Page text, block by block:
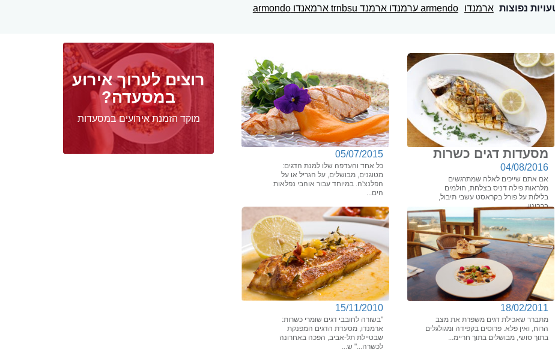
נפוצות ארמנדו armendo ערמנדו ארמנד trnbsu ארמאנדו armondo
מסעדות דגים כשרות
04/08/2016
אם אתם שייכים לאלה שמתרגשים
מלראות פילה דניס בצלחת, חולמים
בלילות על פורל בקראסט עשבי תיבול,
ברבוניו...
05/07/2015
כל אחד והעדפה שלו למנת הדגים:
מטוגנים, מבושלים, על הגריל או על
הפלנצ'ה. במיוחד עבור אוהבי נפלאות
הים...
18/02/2011
מתברר שאכילת דגים משפרת את מצב
הרוח, ואין פלא. פרוסים בקפידה ומגולגלים
בתוך סושי, מבושלים בתוך חריימ...
15/11/2010
"בשורה לחובבי דגים שומרי כשרות:
ארמנדו, מסעדת הדגים המפנקת
שבטיילת תל-אביב, הפכה באחרונה
לכשרה..." ש...
רוצים לערוך אירוע
במסעדה?
מוקד הזמנת אירועים במסעדות